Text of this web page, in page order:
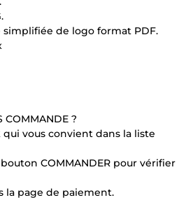
simplifiée de logo format PDF.
COMMANDE ?
vous convient dans la liste
COMMANDER pour vérifier
la page de paiement.